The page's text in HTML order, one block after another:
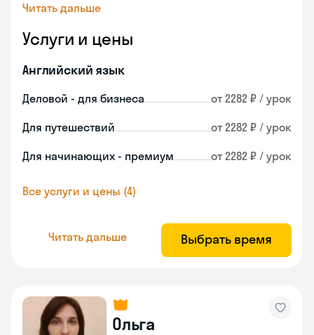
Читать дальше
Услуги и цены
Английский язык
Деловой - для бизнеса от 2282 ₽ / урок
Для путешествий от 2282 ₽ / урок
Для начинающих - премиум от 2282 ₽ / урок
Все услуги и цены (4)
Читать дальше Выбрать время
Ольга